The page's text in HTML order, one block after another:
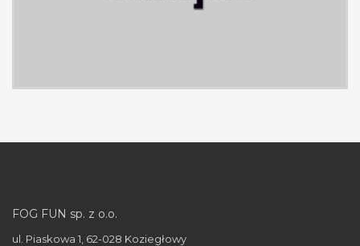
FOG FUN sp. z o.o.
ul. Piaskowa 1, 62-028 Koziegłowy